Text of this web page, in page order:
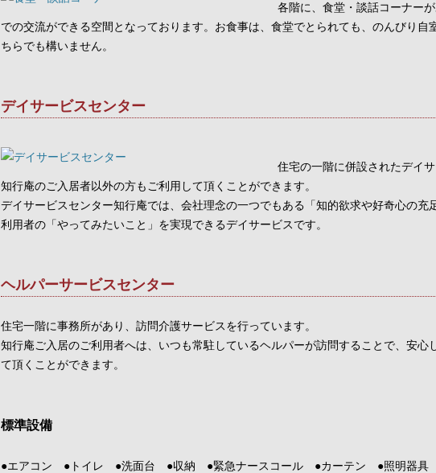
各階に、食堂・談話コーナー
での交流ができる空間となっております。お食事は、食堂でとられても、のんびり自
ちらでも構いません。
デイサービスセンター
住宅の一階に併設されたデイサ
知行庵のご入居者以外の方もご利用して頂くことができます。
デイサービスセンター知行庵では、会社理念の一つでもある「知的欲求や好奇心の充
利用者の「やってみたいこと」を実現できるデイサービスです。
ヘルパーサービスセンター
住宅一階に事務所があり、訪問介護サービスを行っています。
知行庵ご入居のご利用者へは、いつも常駐しているヘルパーが訪問することで、安心
て頂くことができます。
標準設備
●エアコン ●トイレ ●洗面台 ●収納 ●緊急ナースコール ●カーテン ●照明器具